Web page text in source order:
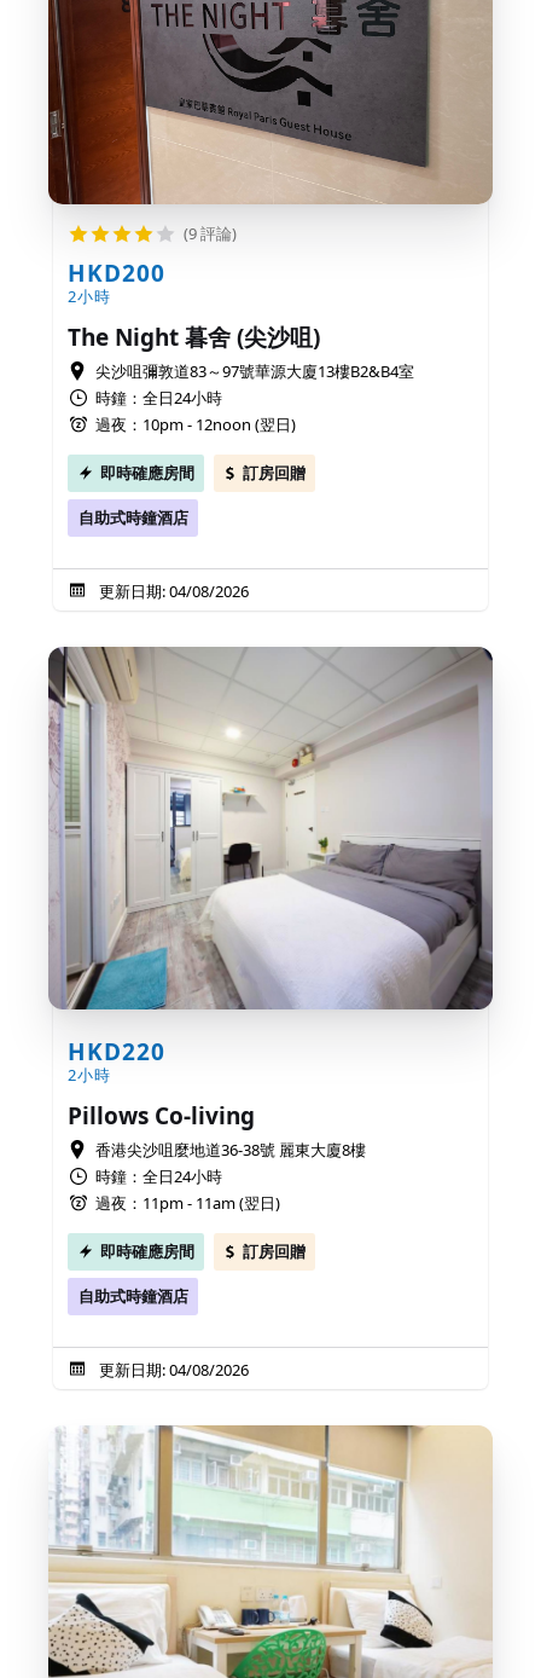
(9 評論)
HKD200
2小時
The Night 暮舍 (尖沙咀)
尖沙咀彌敦道83～97號華源大廈13樓B2&B4室
時鐘：全日24小時
過夜：10pm - 12noon (翌日)
即時確應房間 訂房回贈
自助式時鐘酒店
更新日期: 04/08/2026
HKD220
2小時
Pillows Co-living
香港尖沙咀麼地道36-38號 麗東大廈8樓
時鐘：全日24小時
過夜：11pm - 11am (翌日)
即時確應房間 訂房回贈
自助式時鐘酒店
更新日期: 04/08/2026